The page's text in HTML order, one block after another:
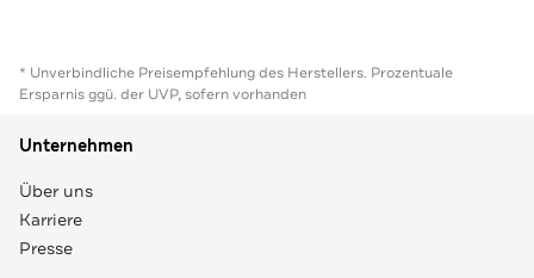
* Unverbindliche Preisempfehlung des Herstellers. Prozentuale
Ersparnis ggü. der UVP, sofern vorhanden
Unternehmen
Über uns
Karriere
Presse